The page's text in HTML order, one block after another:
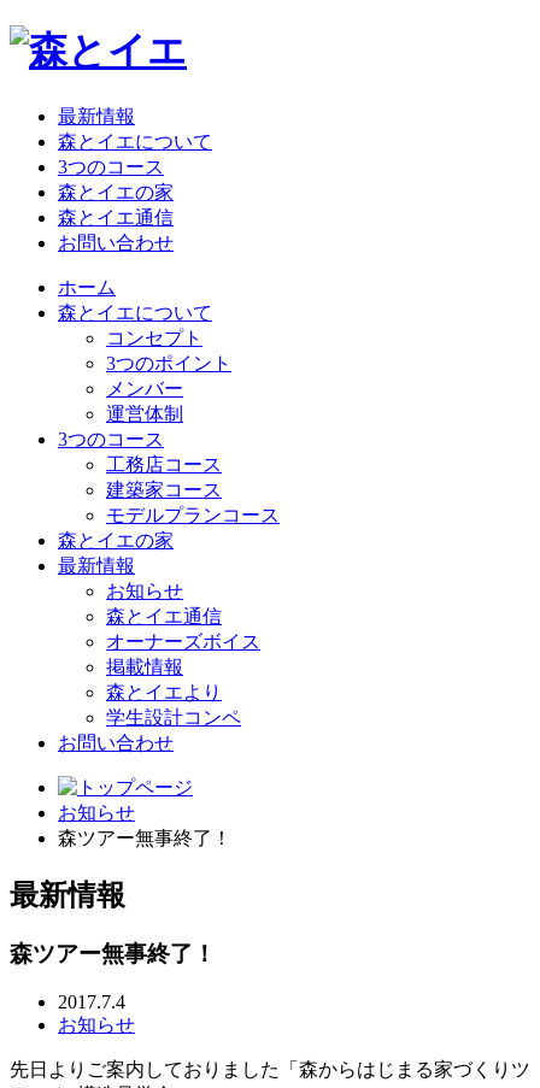
最新情報
森とイエについて
3つのコース
森とイエの家
森とイエ通信
お問い合わせ
ホーム
森とイエについて
コンセプト
3つのポイント
メンバー
運営体制
3つのコース
工務店コース
建築家コース
モデルプランコース
森とイエの家
最新情報
お知らせ
森とイエ通信
オーナーズボイス
掲載情報
森とイエより
学生設計コンペ
お問い合わせ
お知らせ
森ツアー無事終了！
最新情報
森ツアー無事終了！
2017.7.4
お知らせ
先日よりご案内しておりました「森からはじまる家づくりツ